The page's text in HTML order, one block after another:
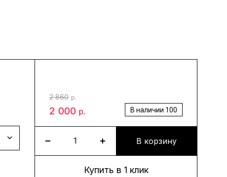
В наличии 100
2 860 р.
2 000 р.
В корзину
Купить в 1 клик